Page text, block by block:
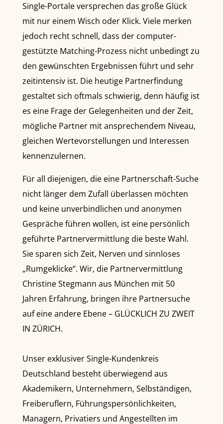
Single-Portale versprechen das große Glück
mit nur einem Wisch oder Klick. Viele merken
jedoch recht schnell, dass der computer-
gestützte Matching-Prozess nicht unbedingt zu
den gewünschten Ergebnissen führt und sehr
zeitintensiv ist. Die heutige Partnerfindung
gestaltet sich oftmals schwierig, denn häufig ist
es eine Frage der Gelegenheiten und der Zeit,
mögliche Partner mit ansprechendem Niveau,
gleichen Wertevorstellungen und Interessen
kennenzulernen.
Für all diejenigen, die eine Partnerschaft-Suche
nicht länger dem Zufall überlassen möchten
und keine unverbindlichen und anonymen
Gespräche führen wollen, ist eine persönlich
geführte Partnervermittlung die beste Wahl.
Sie sparen sich Zeit, Nerven und sinnloses
„Rumgeklicke“. Wir, die Partnervermittlung
Christine Stegmann aus München mit 50
Jahren Erfahrung, bringen ihre Partnersuche
auf eine andere Ebene – GLÜCKLICH ZU ZWEIT
IN ZÜRICH.
Unser exklusiver Single-Kundenkreis
Deutschland besteht überwiegend aus
Akademikern, Unternehmern, Selbständigen,
Freiberuflern, Führungspersönlichkeiten,
Managern, Privatiers und Angestellten im